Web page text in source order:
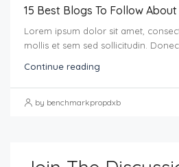
15 Best Blogs To Follow
Lorem ipsum dolor sit amet,
mollis et sem sed sollicitudin. Donec...
Continue reading
by benchmarkpropdxb